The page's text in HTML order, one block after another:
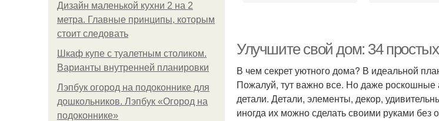
Дизайн маленькой кухни 2 на 2
метра. Главные принципы, которым
стоит следовать
Шкаф купе с туалетным столиком.
Варианты внутренней планировки
Лэпбук огород на подоконнике для
дошкольников. Лэпбук «Огород на
подоконнике»
Улучшите свой дом: 34
В чем секрет уютного дома? В идеальной
Пожалуй, тут важно все. Но даже роскошные
детали. Детали, элементы, декор,
иногда их можно сделать своими руками без